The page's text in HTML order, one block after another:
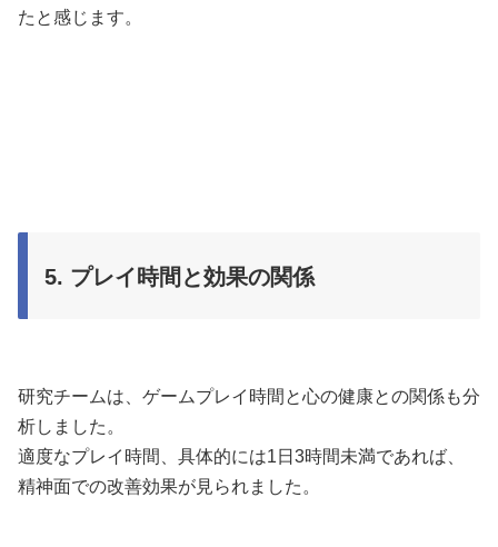
たと感じます。
5. プレイ時間と効果の関係
研究チームは、ゲームプレイ時間と心の健康との関係も分
析しました。
適度なプレイ時間、具体的には1日3時間未満であれば、
精神面での改善効果が見られました。